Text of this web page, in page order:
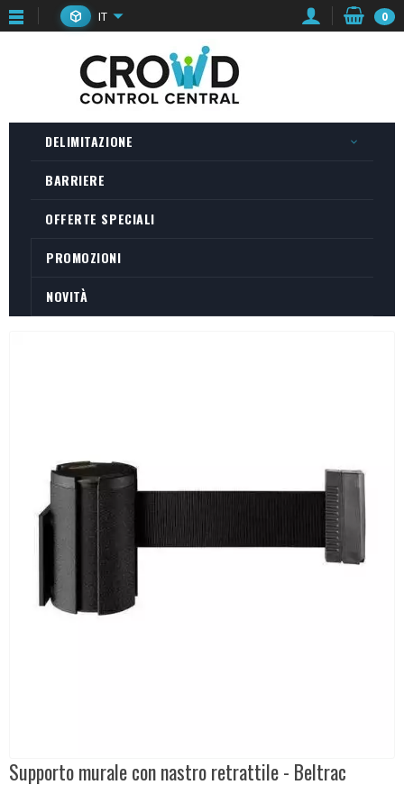
IT 0
DELIMITAZIONE
BARRIERE
OFFERTE SPECIALI
PROMOZIONI
NOVITÀ
Supporto murale con nastro retrattile - Beltrac